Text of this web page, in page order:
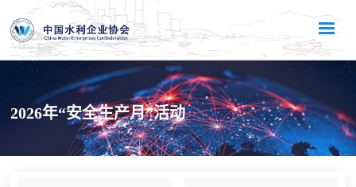
2026年“安全生产月”活动